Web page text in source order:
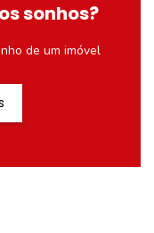
sonhos?
de um imóvel